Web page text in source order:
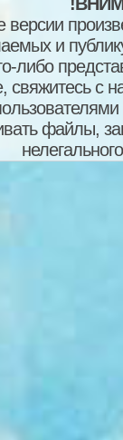
версии
и
либо
свяжитесь
файлы,